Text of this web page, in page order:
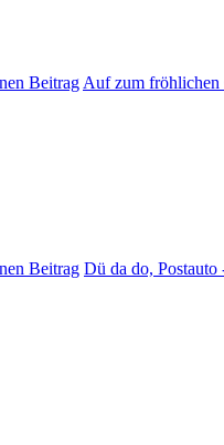
Auf zum fröhlichen
Dü da do, Postauto